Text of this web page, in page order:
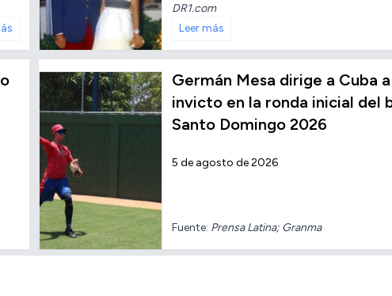
DR1.com
Leer más
Germán Mesa dirige a Cuba
invicto en la ronda inicial del
Santo Domingo 2026
5 de agosto de 2026
Fuente: Prensa Latina; Granma